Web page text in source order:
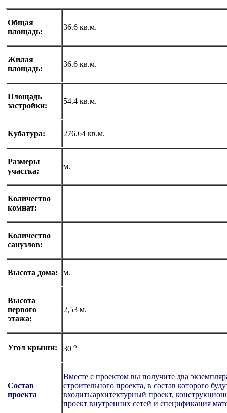
Общая
площадь:
36.6 кв.м.
Жилая
площадь:
36.6 кв.м.
Площадь
застройки:
54.4 кв.м.
Кубатура: 276.64 кв.м.
Размеры
участка:
м.
Количество
комнат:
Количество
санузлов:
Высота дома: м.
Высота
первого
этажа:
2,53 м.
Угол крыши: 30 o
Состав
проекта
Вместе с проектом вы получите два
строительного проекта, в состав которого
входить:архитектурный проект,
проект внутренних сетей и спецификация